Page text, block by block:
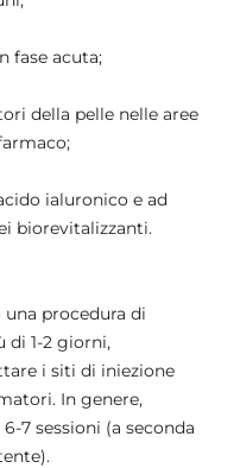
fase acuta;
della pelle nelle aree
ialuronico e ad
biorevitalizzanti.
procedura di
di 1-2 giorni,
i siti di iniezione
In genere,
7 sessioni (a seconda